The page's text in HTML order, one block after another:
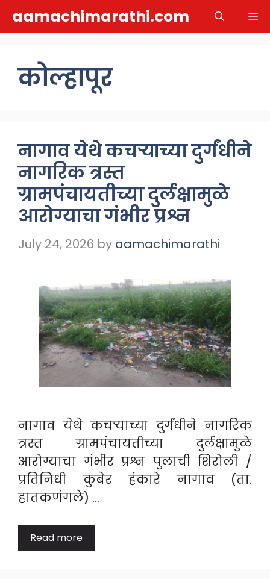
aamachimarathi.com
कोल्हापूर
नागाव येथे कचऱ्याच्या दुर्गंधीने
नागरिक त्रस्त
ग्रामपंचायतीच्या दुर्लक्षामुळे
आरोग्याचा गंभीर प्रश्न
July 24, 2026 by aamachimarathi
नागाव येथे कचऱ्याच्या दुर्गंधीने नागरिक
त्रस्त ग्रामपंचायतीच्या दुर्लक्षामुळे
आरोग्याचा गंभीर प्रश्न पुलाची शिरोली /
प्रतिनिधी कुबेर हंकारे नागाव (ता.
हातकणंगले) …
Read more